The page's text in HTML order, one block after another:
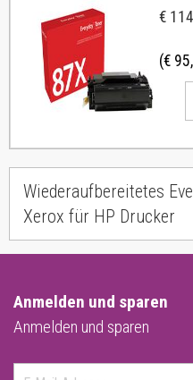
€
(€
Wiederaufbereitetes
Xerox für HP Drucker
Anmelden und sparen
Anmelden und sparen